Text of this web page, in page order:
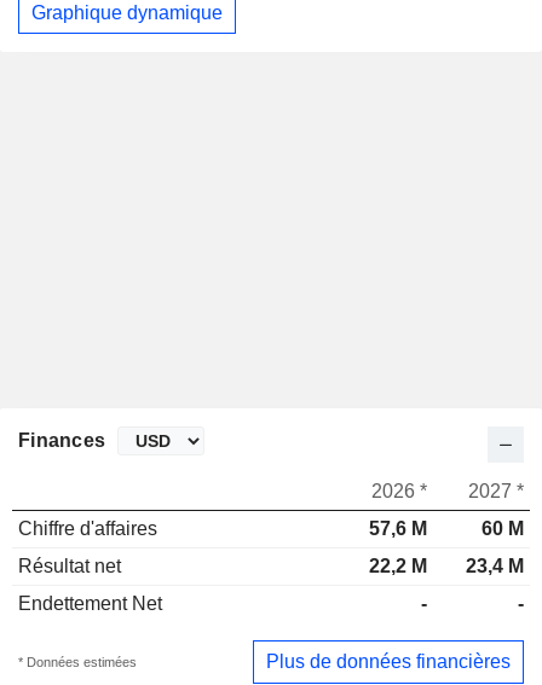
Graphique dynamique
Finances
2026 *
2027 *
Chiffre d'affaires
57,6 M
60 M
Résultat net
22,2 M
23,4 M
Endettement Net
- -
* Données estimées Plus de données financières